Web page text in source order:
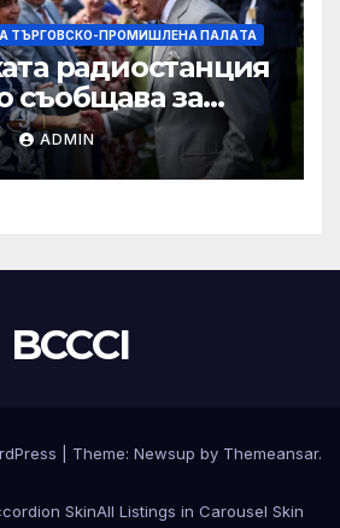
ТЪРГОВСКО-ПРОМИШЛЕНА ПАЛAТА
радиостанция
съобщава за
крал Чарлз
ADMIN
BCCCI
Theme: Newsup by Themeansar.
SkinAll Listings in Carousel Skin